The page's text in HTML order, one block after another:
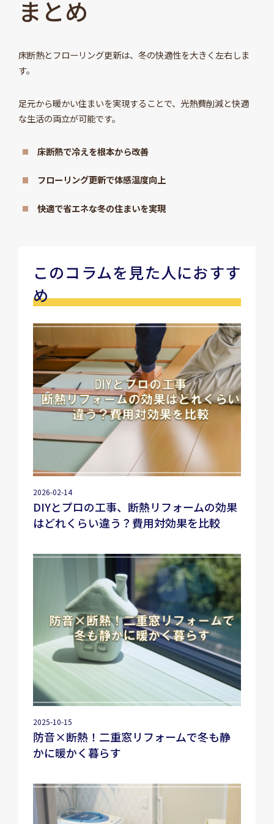
まとめ
床断熱とフローリング更新は、冬の快適性を大きく左右しま
す。
足元から暖かい住まいを実現することで、光熱費削減と快適
な生活の両立が可能です。
床断熱で冷えを根本から改善
フローリング更新で体感温度向上
快適で省エネな冬の住まいを実現
このコラムを見た人におすす
め
2026-02-14
DIYとプロの工事、断熱リフォームの効果
はどれくらい違う？費用対効果を比較
2025-10-15
防音×断熱！二重窓リフォームで冬も静
かに暖かく暮らす